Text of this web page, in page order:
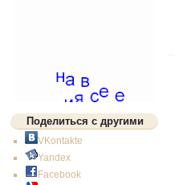
Поделиться с другими
VKontakte
Yandex
Facebook